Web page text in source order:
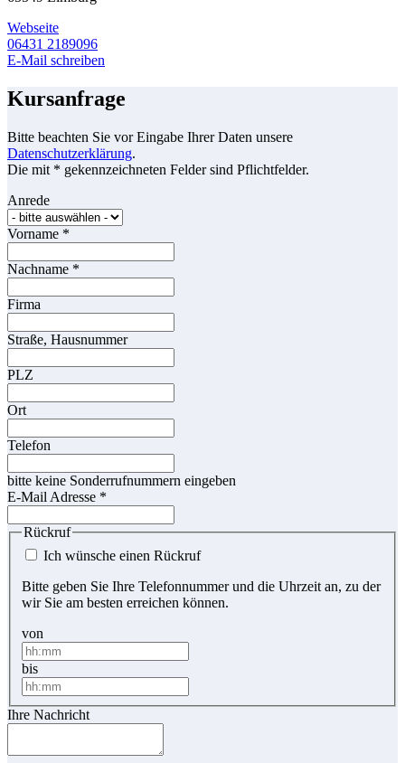
Webseite
06431 2189096
E-Mail schreiben
Kursanfrage
Bitte beachten Sie vor Eingabe Ihrer Daten unsere
Datenschutzerklärung.
Die mit * gekennzeichneten Felder sind Pflichtfelder.
Anrede
Vorname *
Nachname *
Firma
Straße, Hausnummer
PLZ
Ort
Telefon
bitte keine Sonderrufnummern eingeben
E-Mail Adresse *
Rückruf
Ich wünsche einen Rückruf
Bitte geben Sie Ihre Telefonnummer und die Uhrzeit an, zu der
wir Sie am besten erreichen können.
von
bis
Ihre Nachricht